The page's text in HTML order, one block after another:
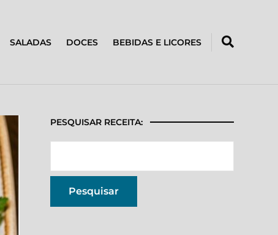
SALADAS DOCES BEBIDAS E LICORES
PESQUISAR RECEITA: